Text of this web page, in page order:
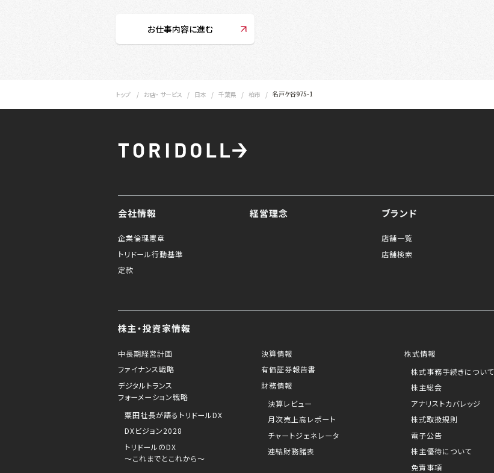
お仕事内容に進む
トップ お店・ サービス 日本 千葉県 柏市 名戸ケ谷975-1
会社情報
企業倫理憲章
トリドール行動基準
定款
経営理念 ブランド
店舗一覧
店舗検索
株主・投資家情報
中長期経営計画
ファイナンス戦略
デジタルトランス
フォーメーション戦略
粟田社長が語るトリドールDX
DXビジョン2028
トリドールのDX
～これまでとこれから～
決算情報
有価証券報告書
財務情報
決算レビュー
月次売上高レポート
チャートジェネレータ
連結財務諸表
株式情報
株式事務手続きについて
株主総会
アナリストカバレッジ
株式取扱規則
電子公告
株主優待について
免責事項